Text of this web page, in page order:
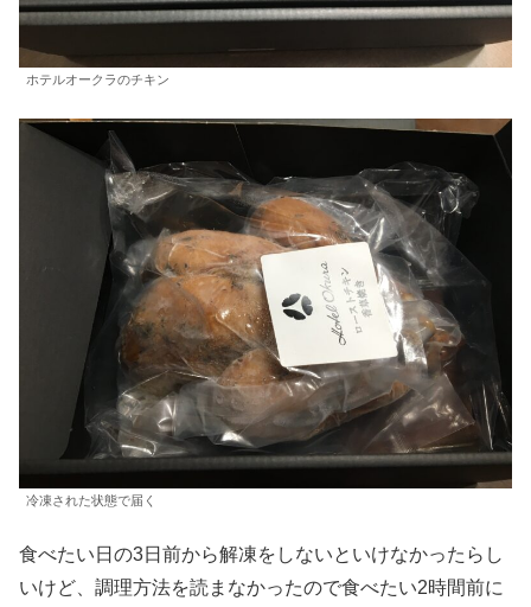
ホテルオークラのチキン
冷凍された状態で届く
食べたい日の3日前から解凍をしないといけなかったらし
いけど、調理方法を読まなかったので食べたい2時間前に